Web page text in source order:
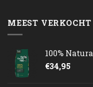
MEEST VERKOCHT
100%
€34,95